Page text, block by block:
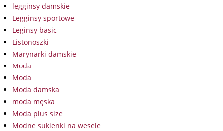
legginsy damskie
Legginsy sportowe
Leginsy basic
Listonoszki
Marynarki damskie
Moda
Moda
Moda damska
moda męska
Moda plus size
Modne sukienki na wesele